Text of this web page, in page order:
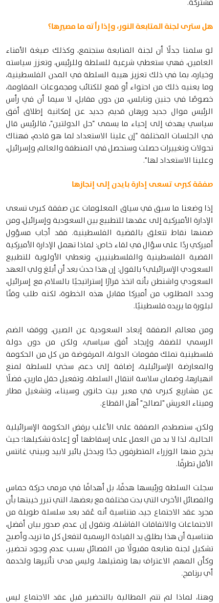
هل سترى لجنة المتابعة النور، وإذا رأته ما مصيرها؟
لو سلمنا جدلًا أن لجنة المتابعة ستجتمع، وكذلك صيغة الأمناء
العامين، فهي ستعطي شرعية للسلطة وللرئيس، وتعزز سياسته
وخياره، بما في ذلك تعزيز هيبة السلطة في المدن الفلسطينية،
وما يعنيه ذلك من احتواء أو قمع للكتائب ومجموعات المقاومة،
خصوصًا في جنين ونابلس، من دون مقابل، لا سيما أن في رأس
الرئيس موال جديد ورهان قديم جديد عن إمكانية إطلاق أفق
سياسي يهدف إلى إحياء ما يسمى "حل الدولتين"، فالرئيس قال
في الجلسات المختلفة "إن علينا الاستعداد لما هو قادم، فهناك
تحولات وتغييرات حصلت وستحصل في المنطقة والعالم وإسرائيل،
وعلينا الاستعداد لها".
صفقة كبرى تسعى إدارة بايدن إلى إنجازها
إذا وضعنا ما سبق في سياق المعلومات عن صفقة كبرى تسعى
الإدارة الأميركية إلى عقدها للتطبيع بين السعودية وإسرائيل، ومن
ضمنها نقاط تتعلق بالقضية الفلسطينية. فقد أجاب مسؤول
أميركي ردًا على سؤال في لقاء خاص: لماذا تهمل الإدارة الأميركية
القضية الفلسطينية والفلسطينيين، وتعطي الأولوية للتطبيع
السعودي الإسرائيلي؟ بالقول: إن هذا حدث بعد أن أبلغ ولي العهد
السعودي واشنطن بأنه اتخذ قرارًا إستراتيجيًا بالسلام مع إسرائيل،
وحدد المطلوب من أميركا مقابل هذه الخطوة، لكنه طلب وقتًا
لبلورة ما يريده فلسطينيًا.
ومن معالم الصفقة إبعاد السعودية عن الصين، ووقف الضم
الرسمي للضفة، وإيجاد أفق سياسي، ولكن من دون دولة
فلسطينية تملك مقومات الدولة، المرفوضة من كل من الحكومة
والمعارضة الإسرائيلية، إضافة إلى دعم سخي للسلطة لمنع
انهيارها، وضمان سلاسة انتقال السلطة، وتفعيل حقل مارين، فضلًا
عن مشاريع كبرى في معبر بيت حانون وسيناء، وتشغيل مطار
وميناء العريش "لصالح" أهل القطاع.
ولكن، ستصطدم الصفقة على الأغلب برفض الحكومة الإسرائيلية
الحالية، لذا لا بد من العمل على إسقاطها أو إعادة تشكيلها؛ حيث
يخرج منها الوزراء المتطرفون جدًا ويدخل يائير لابيد وبيني غانتس
الأقل تطرفًا.
سجلت السلطة ورئيسها هدفًا، بل أهدافًا في مرمى حركة حماس
والفصائل الأخرى التي بدت مختلفة مع بعضها، التي تبرر خيبتها بأن
مجرد عقد الاجتماع جيد، متناسية أنه عُقد بعد سلسلة طويلة من
الاجتماعات والاتفاقات الفاشلة، وتقول إن عدم صدور بيان أفضل،
متناسية أن هذا يطلق يد القيادة الرسمية لتفعل كل ما تريد، وأصبح
تشكيل لجنة متابعة مقبولًا من الفصائل بسبب عدم وجود تحضير،
وكأن المهم الاعتراف بها وتمثيلها، وليس مدى تأثيرها ولخدمة
أي برنامج.
وهنا، لماذا لم تتم المطالبة بالتحضير قبل عقد الاجتماع ليس